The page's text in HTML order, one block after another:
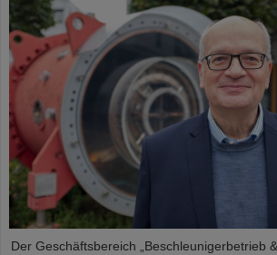
Der Geschäftsbereich „Beschleunigerbetrieb